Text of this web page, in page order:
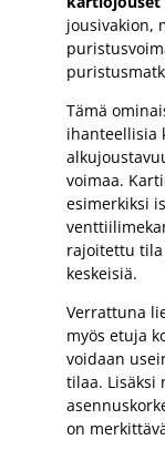
jousivakion,
Tämä
ihanteellisia
voimaa.
esimerkiksi
rajoitettu
keskeisiä.
Verrattuna
myös etuja
voidaan
tilaa. Lisäksi
on